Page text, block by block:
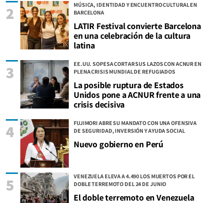
MÚSICA, IDENTIDAD Y ENCUENTRO CULTURAL EN
BARCELONA
LATIR Festival convierte Barcelona
en una celebración de la cultura
latina
2
EE.UU. SOPESA CORTAR SUS LAZOS CON ACNUR EN
PLENA CRISIS MUNDIAL DE REFUGIADOS
La posible ruptura de Estados
Unidos pone a ACNUR frente a una
crisis decisiva
3
FUJIMORI ABRE SU MANDATO CON UNA OFENSIVA
DE SEGURIDAD, INVERSIÓN Y AYUDA SOCIAL
Nuevo gobierno en Perú
4
VENEZUELA ELEVA A 4.490 LOS MUERTOS POR EL
DOBLE TERREMOTO DEL 24 DE JUNIO
El doble terremoto en Venezuela
5